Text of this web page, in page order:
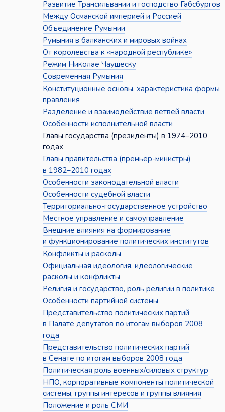
Развитие Трансильвании и господство Габсбургов
Между Османской империей и Россией
Объединение Румынии
Румыния в балканских и мировых войнах
От королевства к «народной республике»
Режим Николае Чаушеску
Современная Румыния
Конституционные основы, характеристика формы
правления
Разделение и взаимодействие ветвей власти
Особенности исполнительной власти
Главы государства (президенты) в 1974–2010
годах
Главы правительства (премьер-министры)
в 1982–2010 годах
Особенности законодательной власти
Особенности судебной власти
Территориально-государственное устройство
Местное управление и самоуправление
Внешние влияния на формирование
и функционирование политических институтов
Конфликты и расколы
Официальная идеология, идеологические
расколы и конфликты
Религия и государство, роль религии в политике
Особенности партийной системы
Представительство политических партий
в Палате депутатов по итогам выборов 2008
года
Представительство политических партий
в Сенате по итогам выборов 2008 года
Политическая роль военных/силовых структур
НПО, корпоративные компоненты политической
системы, группы интересов и группы влияния
Положение и роль СМИ